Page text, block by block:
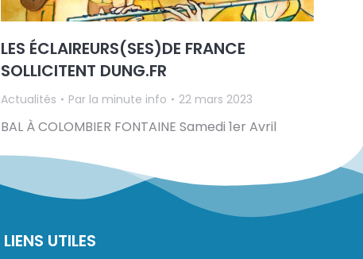
LES ÉCLAIREURS(SES)DE FRANCE
SOLLICITENT DUNG.FR
Actualités Par la minute info 22 mars 2023
BAL À COLOMBIER FONTAINE Samedi 1er Avril
LIENS UTILES